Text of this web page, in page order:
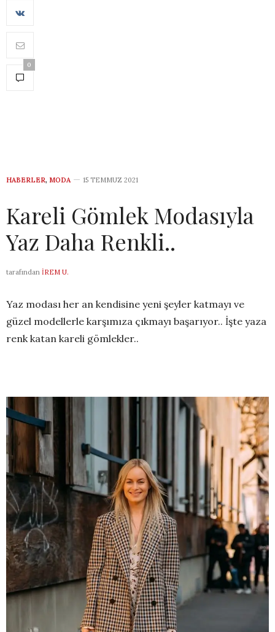
0
HABERLER, MODA 15 TEMMUZ 2021
Kareli Gömlek Modasıyla
Yaz Daha Renkli..
tarafından İREM U.
Yaz modası her an kendisine yeni şeyler katmayı ve
güzel modellerle karşımıza çıkmayı başarıyor.. İşte yaza
renk katan kareli gömlekler..